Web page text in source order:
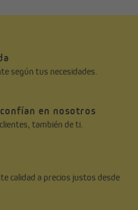
según tus necesidades.
en nosotros
también de ti.
calidad a precios justos desde